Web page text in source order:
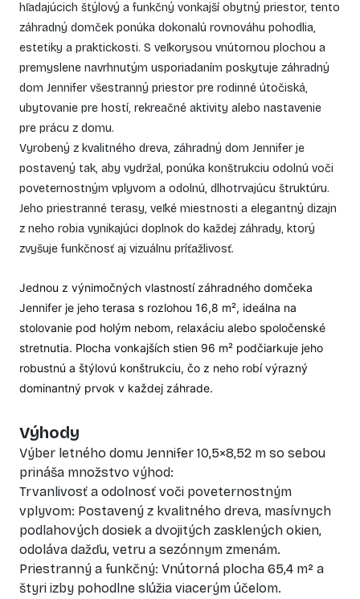
hľadajúcich štýlový a funkčný vonkajší obytný priestor, tento
záhradný domček ponúka dokonalú rovnováhu pohodlia,
estetiky a praktickosti. S veľkorysou vnútornou plochou a
premyslene navrhnutým usporiadaním poskytuje záhradný
dom Jennifer všestranný priestor pre rodinné útočiská,
ubytovanie pre hostí, rekreačné aktivity alebo nastavenie
pre prácu z domu.
Vyrobený z kvalitného dreva, záhradný dom Jennifer je
postavený tak, aby vydržal, ponúka konštrukciu odolnú voči
poveternostným vplyvom a odolnú, dlhotrvajúcu štruktúru.
Jeho priestranné terasy, veľké miestnosti a elegantný dizajn
z neho robia vynikajúci doplnok do každej záhrady, ktorý
zvyšuje funkčnosť aj vizuálnu príťažlivosť.
Jednou z výnimočných vlastností záhradného domčeka
Jennifer je jeho terasa s rozlohou 16,8 m², ideálna na
stolovanie pod holým nebom, relaxáciu alebo spoločenské
stretnutia. Plocha vonkajších stien 96 m² podčiarkuje jeho
robustnú a štýlovú konštrukciu, čo z neho robí výrazný
dominantný prvok v každej záhrade.
Výhody
Výber letného domu Jennifer 10,5×8,52 m so sebou
prináša množstvo výhod:
Trvanlivosť a odolnosť voči poveternostným
vplyvom: Postavený z kvalitného dreva, masívnych
podlahových dosiek a dvojitých zasklených okien,
odoláva dažďu, vetru a sezónnym zmenám.
Priestranný a funkčný: Vnútorná plocha 65,4 m² a
štyri izby pohodlne slúžia viacerým účelom.